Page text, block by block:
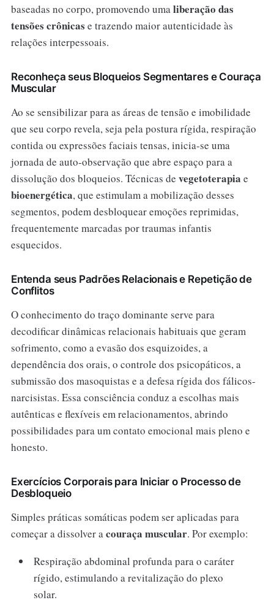
baseadas no corpo, promovendo umaliberação das
tensões crônicas e trazendo maior autenticidade às
relações interpessoais.
Reconheça seus Bloqueios Segmentares e Couraça
Muscular
Ao se sensibilizar para as áreas de tensão e imobilidade
que seu corpo revela, seja pela postura rígida, respiração
contida ou expressões faciais tensas, inicia-se uma
jornada de auto-observação que abre espaço para a
dissolução dos bloqueios. Técnicas de vegetoterapia e
bioenergética, que estimulam a mobilização desses
segmentos, podem desbloquear emoções reprimidas,
frequentemente marcadas por traumas infantis
esquecidos.
Entenda seus Padrões Relacionais e Repetição de
Conflitos
O conhecimento do traço dominante serve para
decodificar dinâmicas relacionais habituais que geram
sofrimento, como a evasão dos esquizoides, a
dependência dos orais, o controle dos psicopáticos, a
submissão dos masoquistas e a defesa rígida dos fálicos-
narcisistas. Essa consciência conduz a escolhas mais
autênticas e flexíveis em relacionamentos, abrindo
possibilidades para um contato emocional mais pleno e
honesto.
Exercícios Corporais para Iniciar o Processo de
Desbloqueio
Simples práticas somáticas podem ser aplicadas para
começar a dissolver acouraça muscular. Por exemplo:
Respiração abdominal profunda para o caráter
rígido, estimulando a revitalização do plexo
solar.